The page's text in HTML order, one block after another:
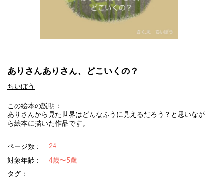
ありさんありさん、どこいくの？
ちいぼう
この絵本の説明：
ありさんから見た世界はどんなふうに見えるだろう？と思いなが
ら絵本に描いた作品です。
ページ数： 24
対象年齢：
4歳〜5歳
タグ：